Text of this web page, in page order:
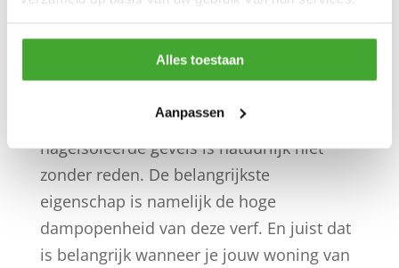
Alles toestaan
Aanpassen
hogere zelfreinigende werking.
combinatie met het behandelen van
nageïsoleerde gevels is natuurlijk niet
zonder reden. De belangrijkste
eigenschap is namelijk de hoge
dampopenheid van deze verf. En juist dat
is belangrijk wanneer je jouw woning van